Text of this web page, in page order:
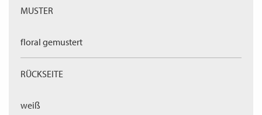
MUSTER
floral gemustert
RÜCKSEITE
weiß